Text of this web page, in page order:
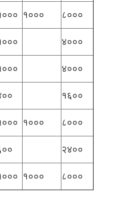
१००० ८०००
४०००
४०००
१६००
१०००
८०००
२४००
१००० ८०००